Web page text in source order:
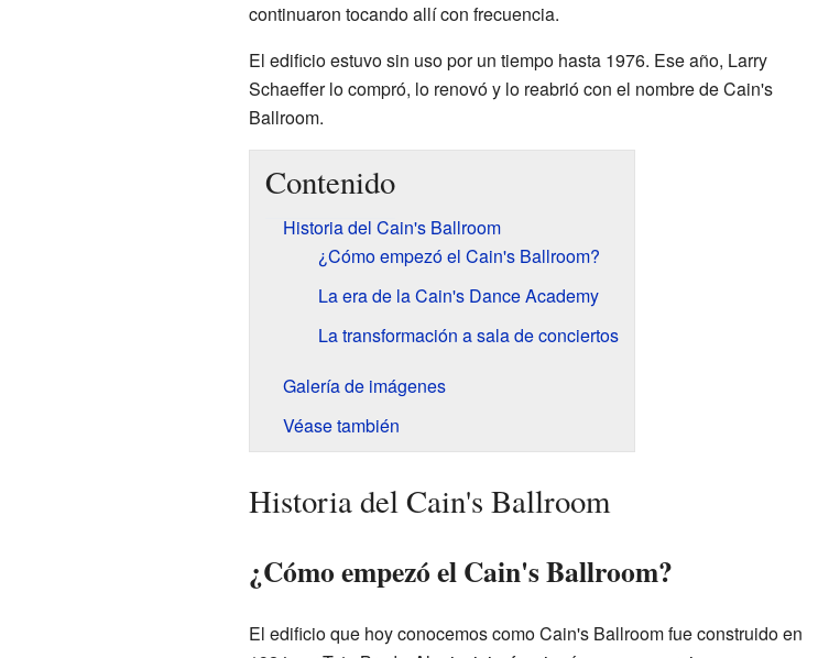
continuaron tocando allí con frecuencia.
El edificio estuvo sin uso por un tiempo hasta 1976. Ese año, Larry
Schaeffer lo compró, lo renovó y lo reabrió con el nombre de Cain's
Ballroom.
Contenido
Historia del Cain's Ballroom
¿Cómo empezó el Cain's Ballroom?
La era de la Cain's Dance Academy
La transformación a sala de conciertos
Galería de imágenes
Véase también
Historia del Cain's Ballroom
¿Cómo empezó el Cain's Ballroom?
El edificio que hoy conocemos como Cain's Ballroom fue construido en